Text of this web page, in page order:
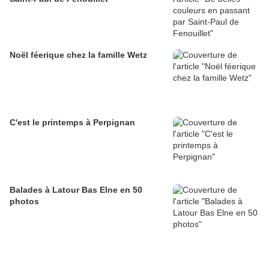
Noël féerique chez la famille Wetz
C'est le printemps à Perpignan
Balades à Latour Bas Elne en 50
photos